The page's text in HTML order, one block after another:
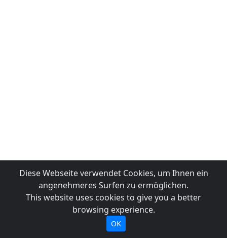
Diese Webseite verwendet Cookies, um Ihnen ein
angenehmeres Surfen zu ermöglichen.
This website uses cookies to give you a better
browsing experience.
OK